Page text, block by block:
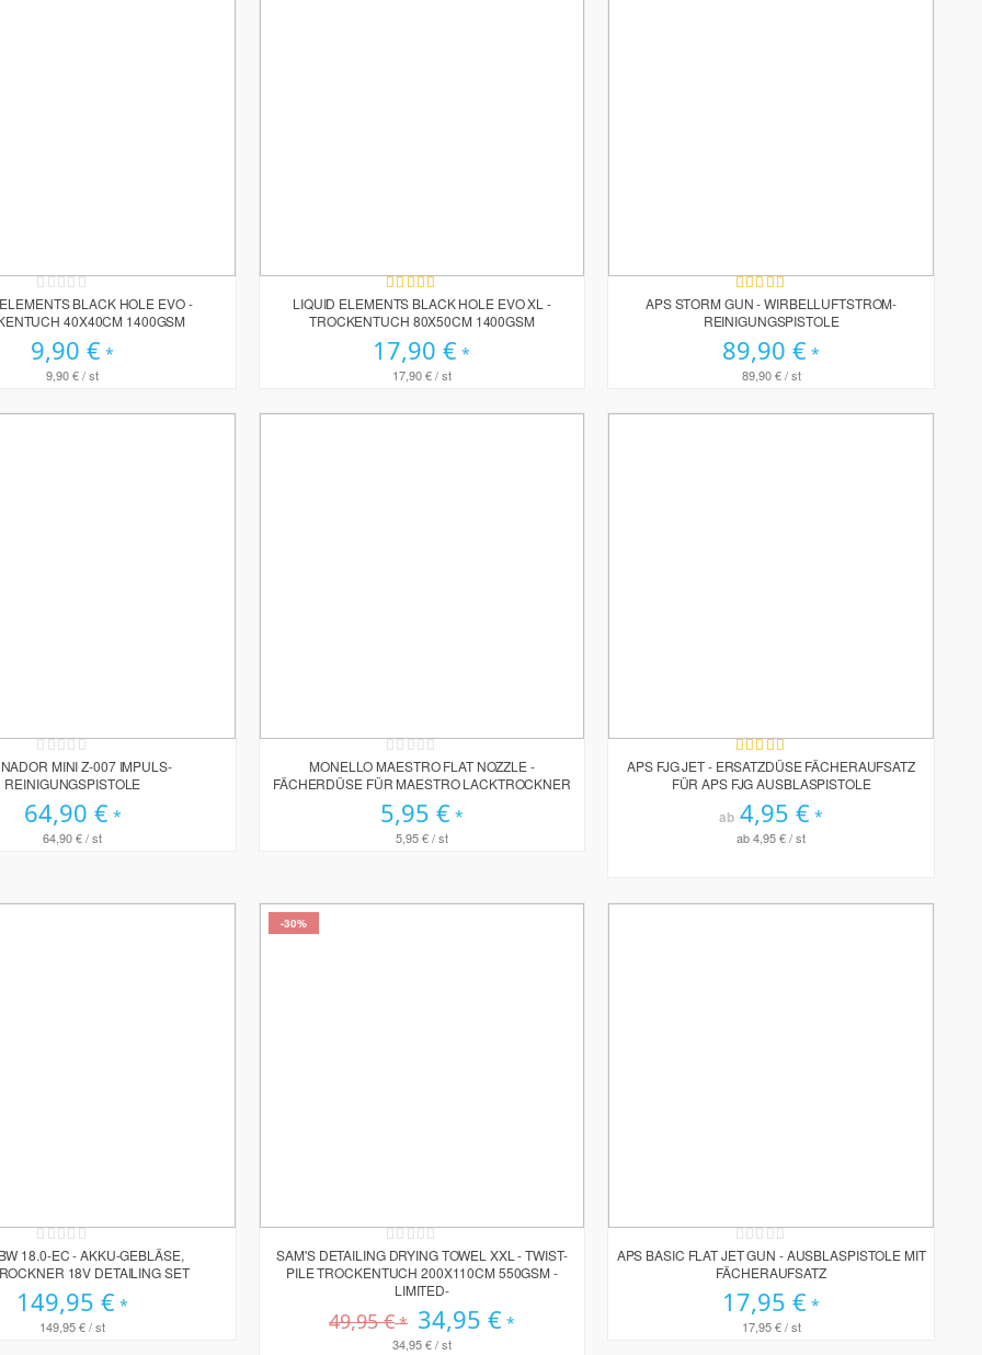
Rating:
0%
BLACK HOLE EVO -
40X40CM 1400GSM
9,90 €
9,90 €/ st
Bewertung:
100%
LIQUID ELEMENTS BLACK HOLE EVO XL -
TROCKENTUCH 80X50CM 1400GSM
17,90 €
17,90 €/ st
Bewertung:
90%
APS STORM GUN - WIRBELLUFTSTROM-
REINIGUNGSPISTOLE
89,90 €
89,90 €/ st
Rating:
0%MINI Z-007 IMPULS-
REINIGUNGSPISTOLE
64,90 €
64,90 €/ st
Rating:
0%
MONELLO MAESTRO FLAT NOZZLE -
FÄCHERDÜSE FÜR MAESTRO LACKTROCKNER
5,95 €
5,95 €/ st
Bewertung:
100%
APS FJG JET - ERSATZDÜSE FÄCHERAUFSATZ
FÜR APS FJG AUSBLASPISTOLE
ab 4,95 €
ab4,95 €/ st
Rating:
0%
18.0-EC - AKKU-GEBLÄSE,
18V DETAILING SET
149,95 €
149,95 €/ st
-30%
Rating:
0%
SAM'S DETAILING DRYING TOWEL XXL - TWIST-
PILE TROCKENTUCH 200X110CM 550GSM -
LIMITED-
49,95 € Sonderpreis
34,95 €
34,95 €/ st
Rating:
0%
APS BASIC FLAT JET GUN - AUSBLASPISTOLE MIT
FÄCHERAUFSATZ
17,95 €
17,95 €/ st